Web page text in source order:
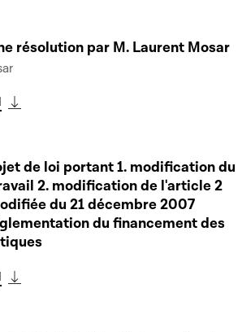
résolution par M. Laurent Mosar
de loi portant 1. modification du
2. modification de l'article 2
du 21 décembre 2007
du financement des